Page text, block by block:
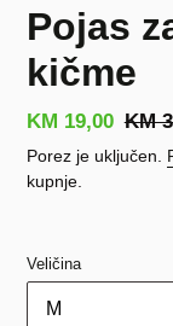
Pojas
kičme
Prodajna
cijena
KM 19,00 KM
Porez je uključen.
kupnje.
Veličina